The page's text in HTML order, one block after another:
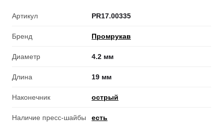
Артикул PR17.00335
Бренд Промрукав
Диаметр 4.2 мм
Длина 19 мм
Наконечник острый
Наличие пресс-шайбы есть